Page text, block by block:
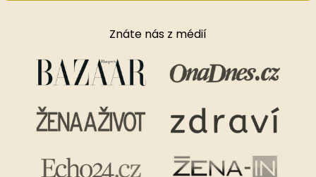
Znáte nás z médií